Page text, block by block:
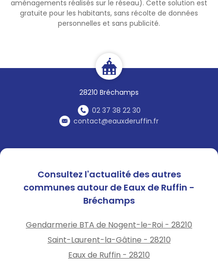
aménagements réalisés sur le réseau). Cette solution est
gratuite pour les habitants, sans récolte de données
personnelles et sans publicité.
28210 Bréchamps
02 37 38 22 30
contact@eauxderuffin.fr
- soit sur le portail abonné
https://abonnes.eauxderuffin.
fr/#/connexion
En vous remerciant de bien
vouloir réserver le meilleur
accueil à nos agents.
Consultez l'actualité des autres
communes autour de Eaux de Ruffin -
Bréchamps
Gendarmerie BTA de Nogent-le-Roi - 28210
Saint-Laurent-la-Gâtine - 28210
Eaux de Ruffin - 28210